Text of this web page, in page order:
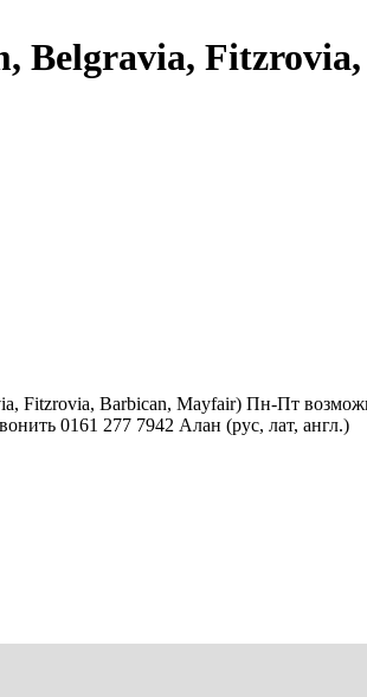
Belgravia,
Fitzrovia, Barbican, Mayfair) Пн-Пт
0161 277 7942 Алан (рус, лат, англ.)